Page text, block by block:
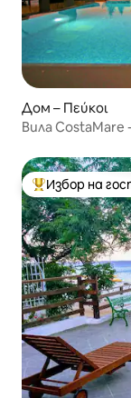
Дом – Πεύκοι
Вила CostaMare
Най-Избор на